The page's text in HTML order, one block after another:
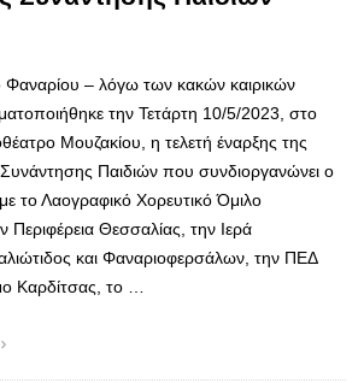
Φαναρίου – λόγω των κακών καιρικών
την Τετάρτη 10/5/2023, στο
Μουζακίου, η τελετή έναρξης της
Συνάντησης Παιδιών που συνδιοργανώνει ο
το Λαογραφικό Χορευτικό Όμιλο
Θεσσαλίας, την Ιερά
και Φαναριοφερσάλων, την ΠΕΔ
Καρδίτσας, το …